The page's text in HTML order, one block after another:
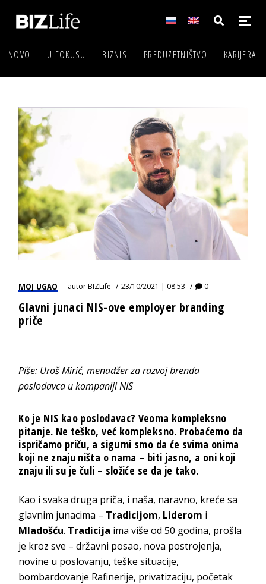
NOVO U FOKUSU BIZNIS PREDUZETNIŠTVO KARIJERA
MOJ UGAO autorBIZLife 23/10/2021 | 08:53 0
Glavni junaci NIS-ove employer branding
priče
Piše: Uroš Mirić, menadžer za razvoj brenda
poslodavca u kompaniji NIS
Ko je NIS kao poslodavac? Veoma kompleksno
pitanje. Ne teško, već kompleksno. Probaćemo da
ispričamo priču, a sigurni smo da će svima onima
koji ne znaju ništa o nama – biti jasno, a oni koji
znaju ili su je čuli – složiće se da je tako.
Kao i svaka druga priča, i naša, naravno, kreće sa
glavnim junacima – Tradicijom, Liderom i
Mladošću. Tradicija ima više od 50 godina, prošla
je kroz sve – državni posao, nova postrojenja,
novine u poslovanju, teške situacije,
bombardovanje Rafinerije, privatizaciju, početak